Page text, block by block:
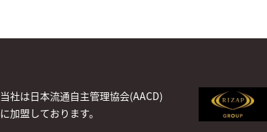
当社は日本流通自主管理協会(AACD)
に加盟しております。